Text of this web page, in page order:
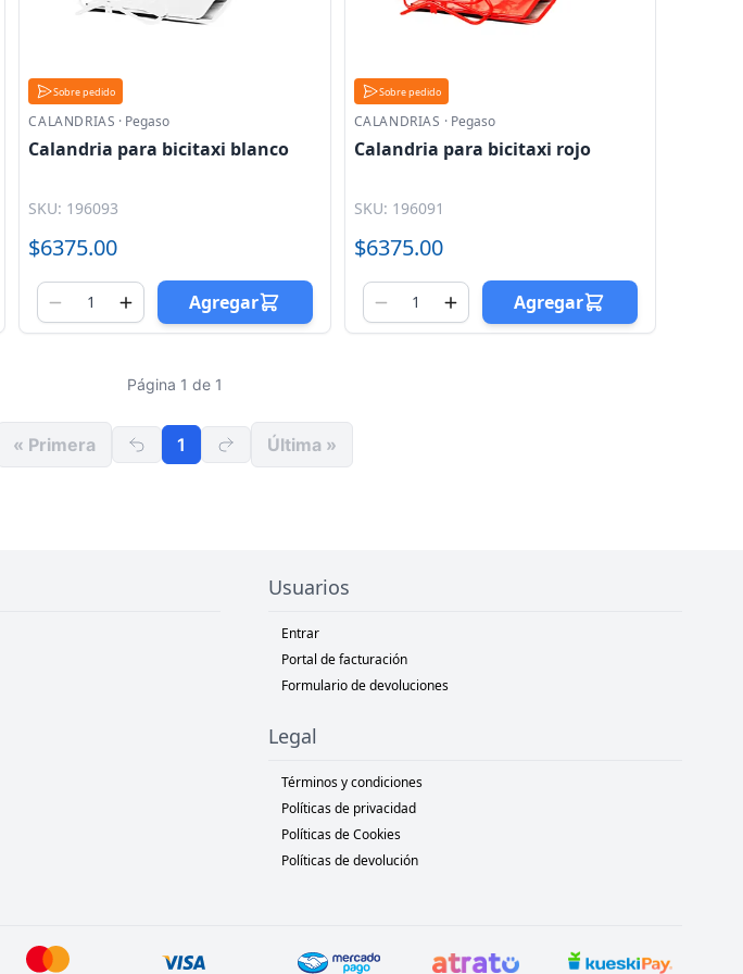
Sobre pedido
CALANDRIAS · Pegaso
Calandria para bicitaxi blanco
SKU: 196093
$6375.00
Agregar
Sobre pedido
CALANDRIAS · Pegaso
Calandria para bicitaxi rojo
SKU: 196091
$6375.00
Agregar
Página 1 de 1
« Primera 1 Última »
Usuarios
Entrar
Portal de facturación
Formulario de devoluciones
Legal
Términos y condiciones
Políticas de privacidad
Políticas de Cookies
Políticas de devolución